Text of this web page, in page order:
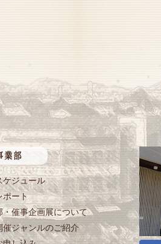
ケジュール
ポート
・催事企画展について
催ジャンルのご紹介